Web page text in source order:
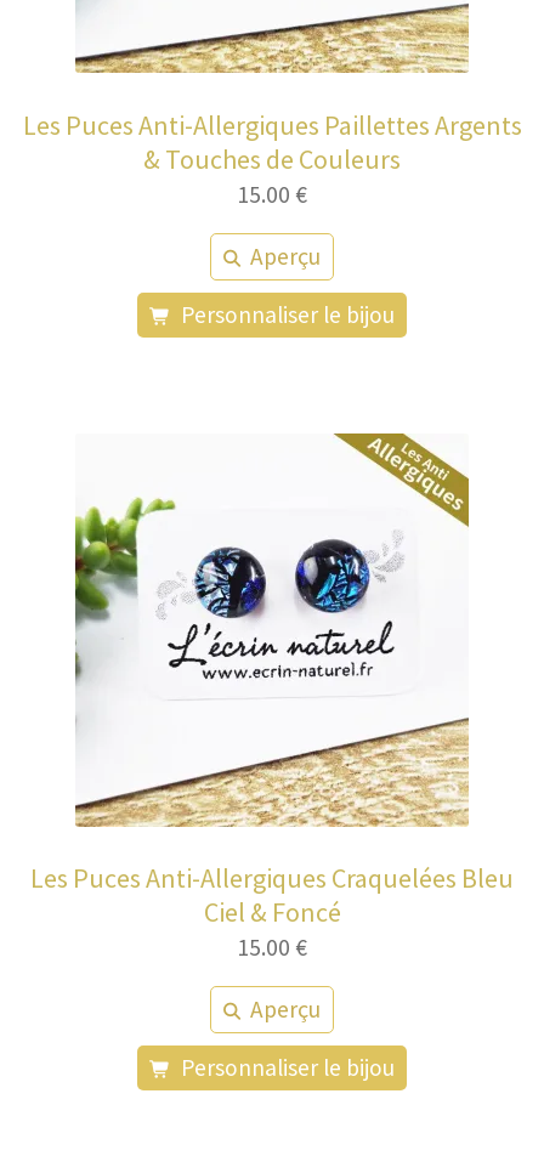
Les Puces Anti-Allergiques Paillettes Argents
& Touches de Couleurs
15.00 €
Aperçu
Personnaliser le bijou
Les Puces Anti-Allergiques Craquelées Bleu
Ciel & Foncé
15.00 €
Aperçu
Personnaliser le bijou